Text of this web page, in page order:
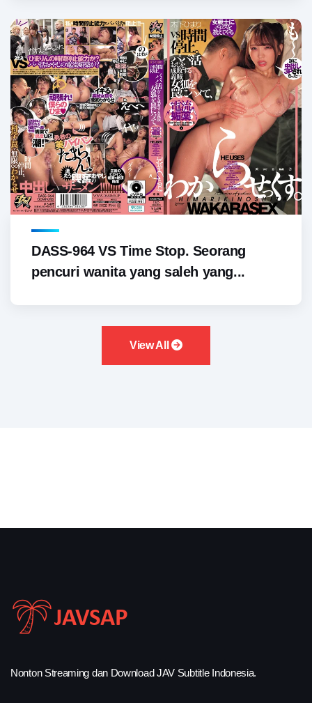
DASS-964 VS Time Stop. Seorang
pencuri wanita yang saleh yang...
View All
Nonton Streaming dan Download JAV Subtitle Indonesia.